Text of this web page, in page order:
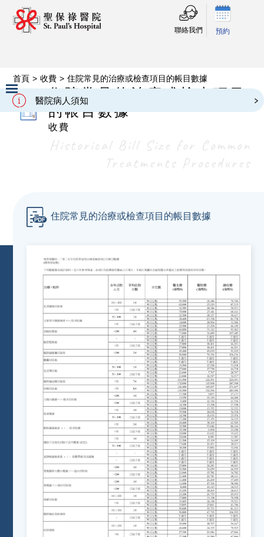
聯絡我們 預約
醫院病人須知
Slide 2 of 3.
首頁 > 收費 > 住院常見的治療或檢查項目的帳目數據
住院常見的治療或檢查項目
的帳目數據
收費
Historical Bill Size for Common
Treatments Procedures
住院常見的治療或檢查項目的帳目數據